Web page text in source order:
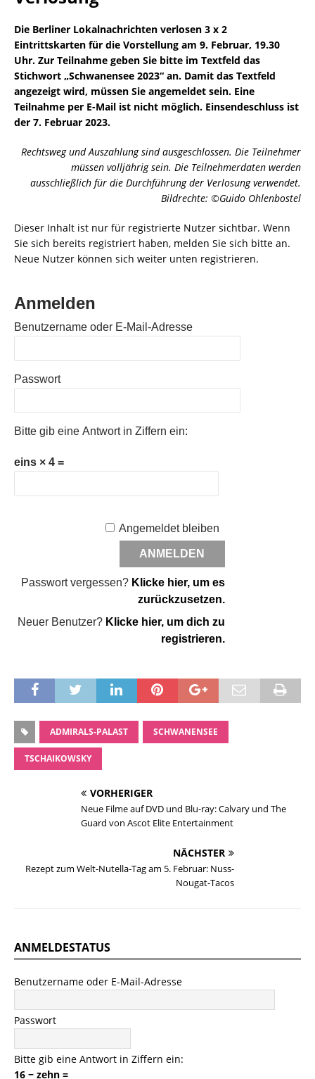
Die Berliner Lokalnachrichten verlosen 3 x 2
Eintrittskarten für die Vorstellung am 9. Februar, 19.30
Uhr. Zur Teilnahme geben Sie bitte im Textfeld das
Stichwort „Schwanensee 2023“ an. Damit das Textfeld
angezeigt wird, müssen Sie angemeldet sein. Eine
Teilnahme per E-Mail ist nicht möglich. Einsendeschluss ist
der 7. Februar 2023.
Rechtsweg und Auszahlung sind ausgeschlossen. Die Teilnehmer
müssen volljährig sein. Die Teilnehmerdaten werden
ausschließlich für die Durchführung der Verlosung verwendet.
Bildrechte: ©Guido Ohlenbostel
Dieser Inhalt ist nur für registrierte Nutzer sichtbar. Wenn
Sie sich bereits registriert haben, melden Sie sich bitte an.
Neue Nutzer können sich weiter unten registrieren.
Anmelden
Benutzername oder E-Mail-Adresse
Passwort
Bitte gib eine Antwort in Ziffern ein:
eins × 4 =
Angemeldet bleiben
Passwort vergessen? Klicke hier, um es
zurückzusetzen.
Neuer Benutzer? Klicke hier, um dich zu
registrieren.
ADMIRALS-PALAST SCHWANENSEE
TSCHAIKOWSKY
VORHERIGER
Neue Filme auf DVD und Blu-ray: Calvary und The
Guard von Ascot Elite Entertainment
NÄCHSTER
Rezept zum Welt-Nutella-Tag am 5. Februar: Nuss-
Nougat-Tacos
ANMELDESTATUS
Benutzername oder E-Mail-Adresse
Passwort
Bitte gib eine Antwort in Ziffern ein:
16 − zehn =